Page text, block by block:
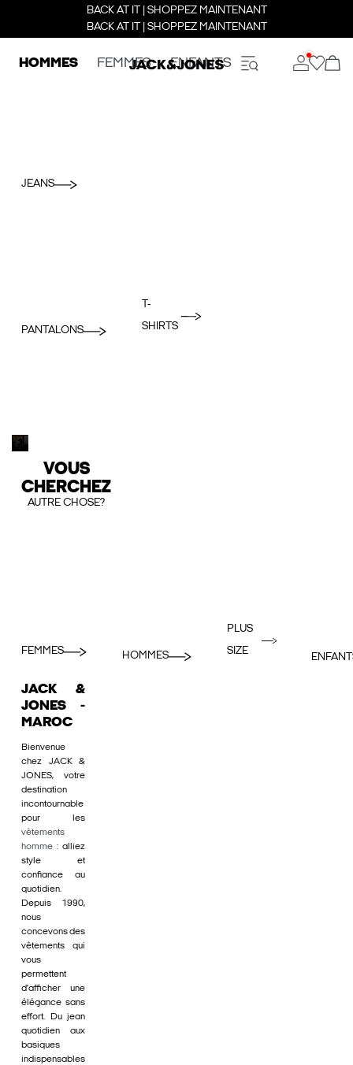
BACK AT IT | SHOPPEZ MAINTENANT
BACK AT IT | SHOPPEZ MAINTENANT
HOMMES FEMMES ENFANTS
JEANS
PANTALONS
T-
SHIRTS
VOUS
CHERCHEZ
AUTRE CHOSE?
FEMMES HOMMES
PLUS
SIZE
JACK &
JONES -
MAROC
Bienvenue
chez JACK &
JONES, votre
destination
incontournable
pour les
vêtements
homme : alliez
style et
confiance au
quotidien.
Depuis 1990,
nous
concevons des
vêtements qui
vous
permettent
d'afficher une
élégance sans
effort. Du jean
quotidien aux
basiques
indispensables